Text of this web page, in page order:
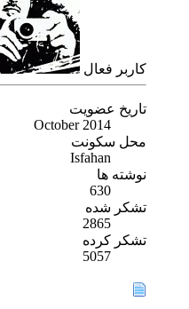
كاربر فعال
تاریخ عضویت
October 2014
محل سکونت
Isfahan
نوشته ها
630
تشکر شده
2865
تشکر کرده
5057